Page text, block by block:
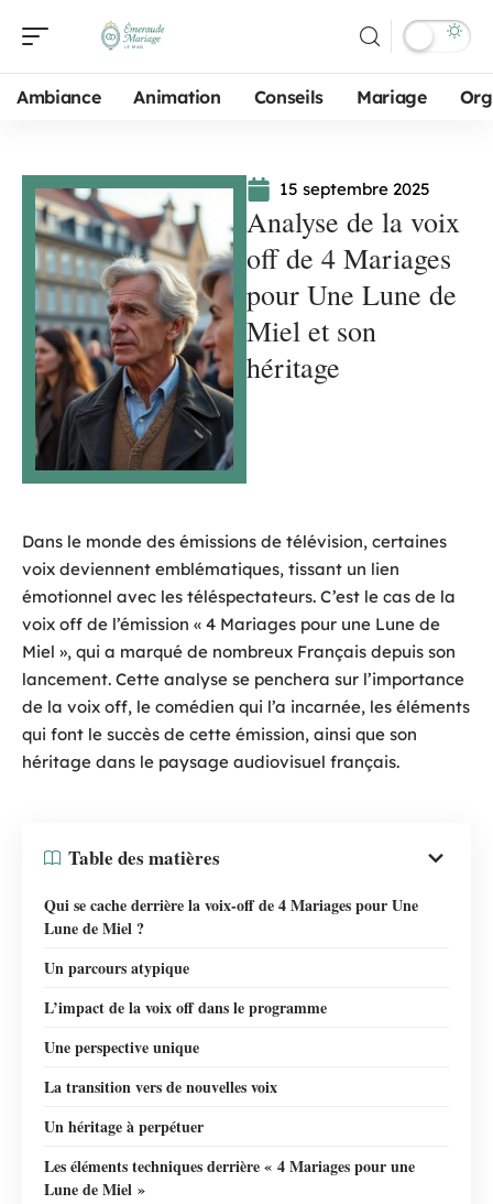
Ambiance Animation Conseils Mariage
15 septembre 2025
Analyse de la voix
off de 4 Mariages
pour Une Lune de
Miel et son
héritage
Dans le monde des émissions de télévision, certaines
voix deviennent emblématiques, tissant un lien
émotionnel avec les téléspectateurs. C’est le cas de la
voix off de l’émission « 4 Mariages pour une Lune de
Miel », qui a marqué de nombreux Français depuis son
lancement. Cette analyse se penchera sur l’importance
de la voix off, le comédien qui l’a incarnée, les éléments
qui font le succès de cette émission, ainsi que son
héritage dans le paysage audiovisuel français.
Table des matières
Qui se cache derrière la voix-off de 4 Mariages pour Une
Lune de Miel ?
Un parcours atypique
L’impact de la voix off dans le programme
Une perspective unique
La transition vers de nouvelles voix
Un héritage à perpétuer
Les éléments techniques derrière « 4 Mariages pour une
Lune de Miel »